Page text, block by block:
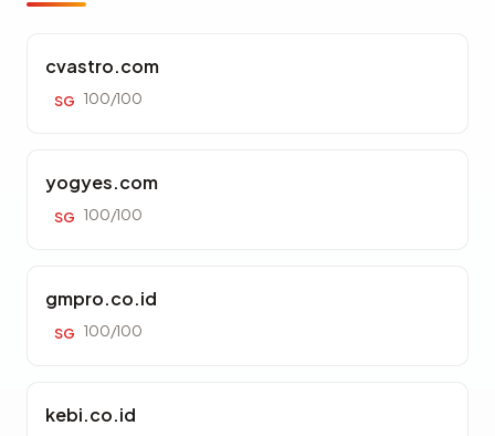
cvastro.com
SG 100/100
yogyes.com
SG 100/100
gmpro.co.id
SG 100/100
kebi.co.id